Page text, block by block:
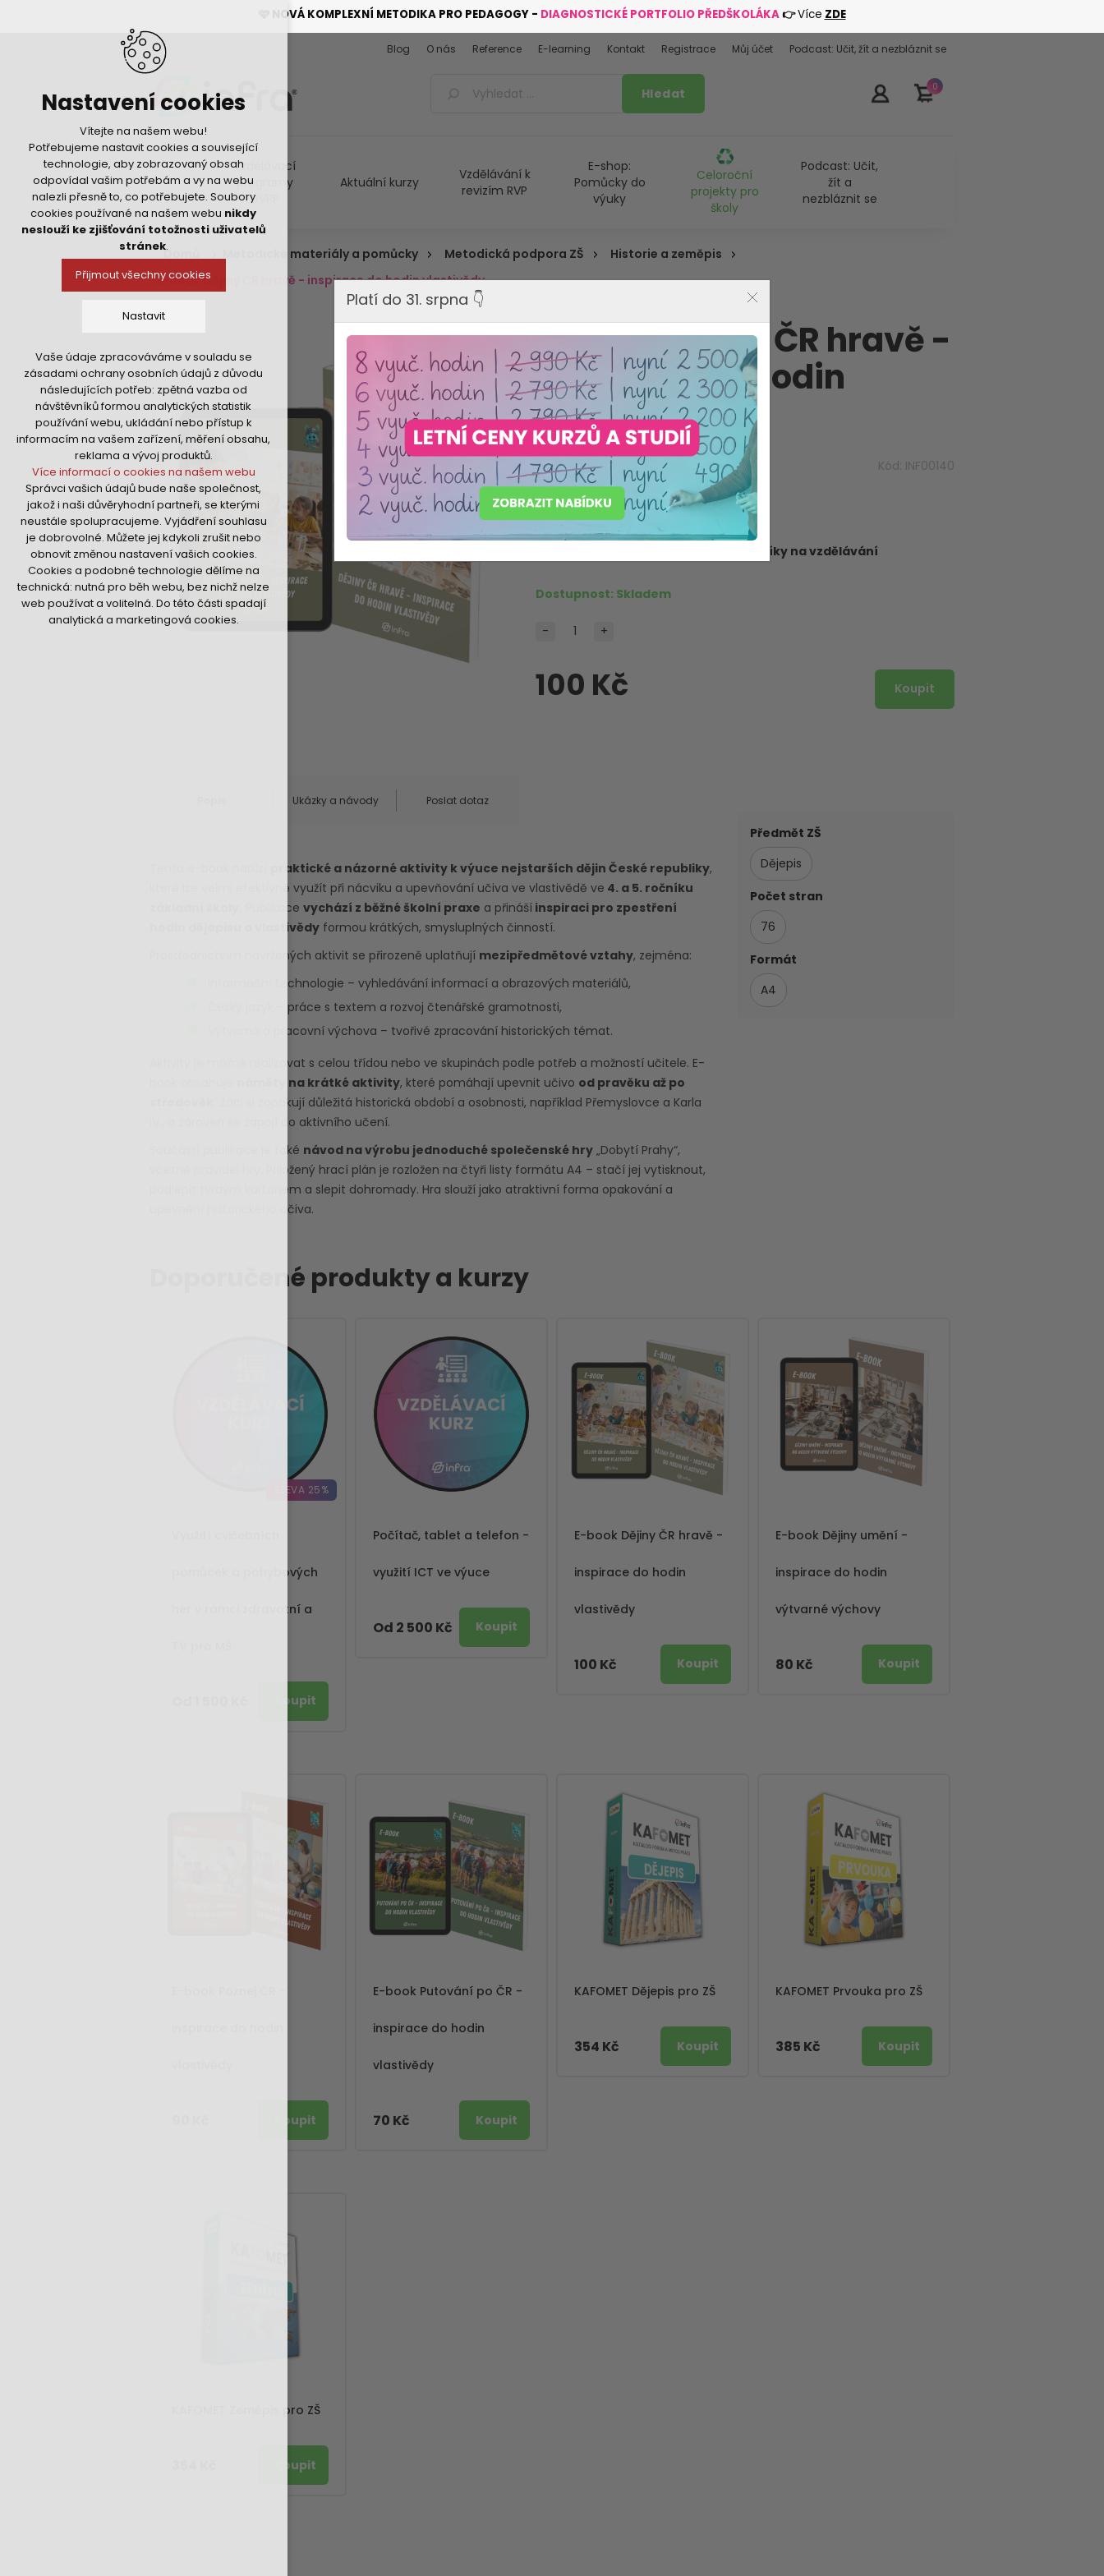
🩷 NOVÁ KOMPLEXNÍ METODIKA PRO PEDAGOGY - DIAGNOSTICKÉ PORTFOLIO PŘEDŠKOLÁKA👉Více ZDE
Nastavení cookies
Vítejte na našem webu!
Potřebujeme nastavit cookies a související
technologie, aby zobrazovaný obsah
odpovídal vašim potřebám a vy na webu
nalezli přesně to, co potřebujete. Soubory
cookies používané na našem webu nikdy
neslouží ke zjišťování totožnosti uživatelů
stránek.
Přijmout všechny cookies
Nastavit
Technická cookies
nutná pro provozování webu
udržení kontextu stránek (session):
případná přihlášení, volby jazyka, apod.
Volitelná cookies
analytická pro anonymizované
vyhodnocení návštěvnosti
marketingová cookies (Google,Hotjar,Sklik)
Více informací o cookies na našem webu
Přijmout všechny cookies
Odmítnout vše
Vaše údaje zpracováváme v souladu se
zásadami ochrany osobních údajů z důvodu
následujících potřeb: zpětná vazba od
návštěvníků formou analytických statistik
používání webu, ukládání nebo přístup k
informacím na vašem zařízení, měření obsahu,
reklama a vývoj produktů.
Více informací o cookies na našem webu
Správci vašich údajů bude naše společnost,
jakož i naši důvěryhodní partneři, se kterými
neustále spolupracujeme. Vyjádření souhlasu
je dobrovolné. Můžete jej kdykoli zrušit nebo
obnovit změnou nastavení vašich cookies.
Cookies a podobné technologie dělíme na
technická: nutná pro běh webu, bez nichž nelze
web používat a volitelná. Do této části spadají
analytická a marketingová cookies.
0
Vzdělávací
programy
DVPP
Aktuální kurzy
Vzdělávání k
revizím RVP
E-shop:
Pomůcky do
výuky
Celoroční
projekty pro
školy
Podcast: Učit,
žít a
nezbláznit se
Blog O nás Reference E-learning Kontakt Registrace Můj účet Podcast: Učit, žít a nezbláznit se
Domů Metodické materiály a pomůcky Metodická podpora ZŠ
Historie a zeměpis
E-book Dějiny ČR hravě - inspirace do hodin vlastivědy
E-book Dějiny ČR hravě -
inspirace do hodin
vlastivědy
Výrobce: INFRA, s.r.o. Kód: INF00140
Máme akreditaci
Ministerstva školství ČR
Produkt pečlivě vybraný s odborníky na vzdělávání
Dostupnost: Skladem
100 Kč
- +
Ukázky a návody Poslat dotaz
praktické a názorné aktivity k výuce nejstarších dějin České republiky,
které lze velmi efektivně využít při nácviku a upevňování učiva ve vlastivědě ve 4. a 5. ročníku
Publikace vychází z běžné školní praxe a přináší inspiraci pro zpestření
hodin dějepisu a vlastivědy formou krátkých, smysluplných činností.
Prostřednictvím navržených aktivit se přirozeně uplatňují mezipředmětové vztahy, zejména:
Informační technologie – vyhledávání informací a obrazových materiálů,
Český jazyk – práce s textem a rozvoj čtenářské gramotnosti,
Výtvarná a pracovní výchova – tvořivé zpracování historických témat.
Aktivity je možné realizovat s celou třídou nebo ve skupinách podle potřeb a možností učitele. E-
náměty na krátké aktivity, které pomáhají upevnit učivo od pravěku až po
. Žáci si zopakují důležitá historická období a osobnosti, například Přemyslovce a Karla
IV., a zároveň se zapojí do aktivního učení.
Součástí publikace je také návod na výrobu jednoduché společenské hry „Dobytí Prahy“,
včetně pravidel hry. Přiložený hrací plán je rozložen na čtyři listy formátu A4 – stačí jej vytisknout,
podlepit tvrdým kartonem a slepit dohromady. Hra slouží jako atraktivní forma opakování a
upevnění historického učiva.
Předmět ZŠ
Dějepis
Počet stran
76
Formát
A4
Doporučené produkty a kurzy
SLEVA 25%
pomůcek a pohybových
her v rámci zdravotní a
Počítač, tablet a telefon -
využití ICT ve výuce
Od 2 500 Kč
E-book Dějiny ČR hravě -
inspirace do hodin
vlastivědy
100 Kč
E-book Dějiny umění -
inspirace do hodin
výtvarné výchovy
80 Kč
E-book Putování po ČR -
inspirace do hodin
vlastivědy
70 Kč
KAFOMET Dějepis pro ZŠ
354 Kč
KAFOMET Prvouka pro ZŠ
385 Kč
KAFOMET Zeměpis pro ZŠ
Platí do 31. srpna 👇